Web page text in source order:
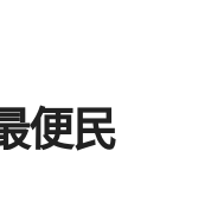
便民